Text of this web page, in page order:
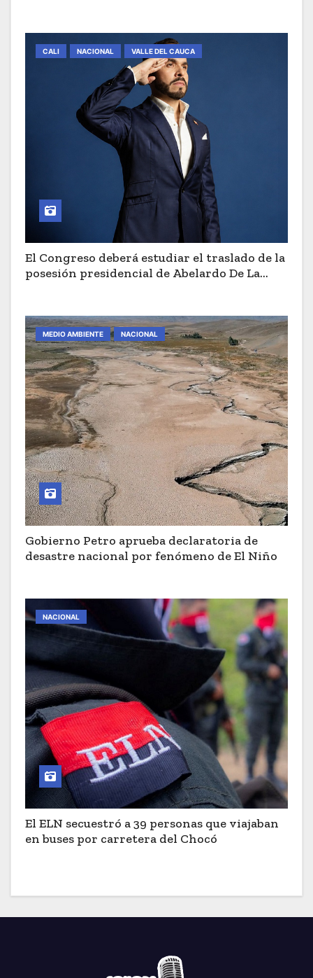
CALI NACIONAL VALLE DEL CAUCA
El Congreso deberá estudiar el traslado de la
posesión presidencial de Abelardo De La
MEDIO AMBIENTE NACIONAL
Gobierno Petro aprueba declaratoria de
desastre nacional por fenómeno de El Niño
NACIONAL
El ELN secuestró a 39 personas que viajaban
en buses por carretera del Chocó